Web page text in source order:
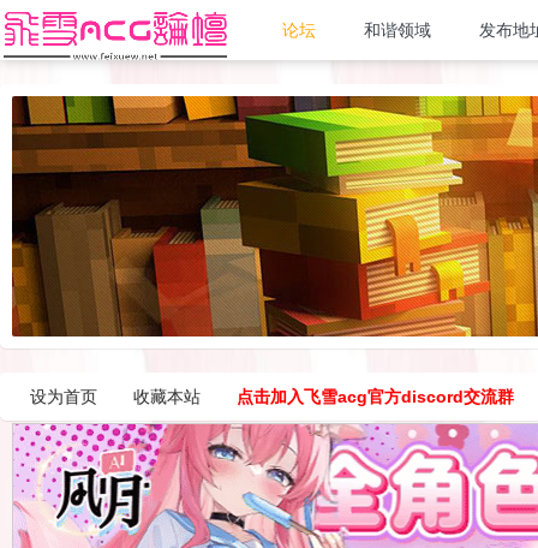
论坛 和谐领域 发布地
设为首页 收藏本站 点击加入飞雪acg官方discord交流群